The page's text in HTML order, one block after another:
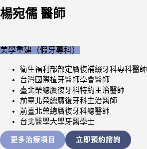
楊宛儒 醫師
美學重建（假牙專科）
衛生福利部部定贋復補綴牙科專科醫師
台灣國際植牙醫師學會醫師
臺北榮總贋復牙科特約主治醫師
前臺北榮總贋復牙科主治醫師
前臺北榮總贋復牙科總醫師
台北醫學大學牙醫學士
更多治療項目 立即預約諮詢